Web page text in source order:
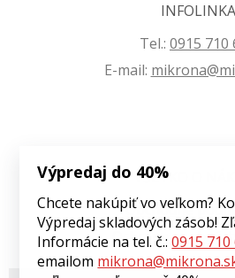
INFOLINKA
Tel.: 0915 710
E-mail:
VŠETKO O
Obchodné
Ochrana
Výpredaj do 40%
Chcete nakúpiť vo veľkom?
Výpredaj skladových zásob!
Informácie na tel. č.:0915 710
emailom